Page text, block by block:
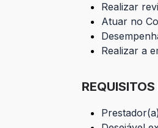
Realizar
Atuar no
Realizar a